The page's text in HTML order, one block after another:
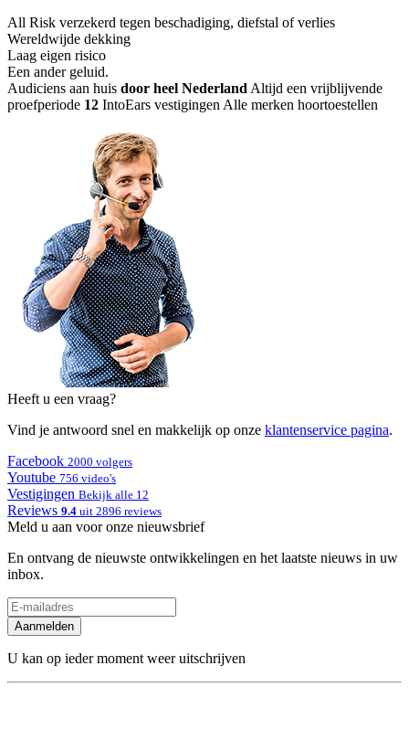
All Risk verzekerd tegen beschadiging, diefstal of verlies
Wereldwijde dekking
Laag eigen risico
Een ander geluid.
Audiciens aan huis door heel Nederland Altijd een vrijblijvende
proefperiode 12 IntoEars vestigingen Alle merken hoortoestellen
Heeft u een vraag?
Vind je antwoord snel en makkelijk op onze klantenservice pagina.
Facebook 2000 volgers
Youtube 756 video's
Vestigingen Bekijk alle 12
Reviews 9.4 uit 2896 reviews
Meld u aan voor onze nieuwsbrief
En ontvang de nieuwste ontwikkelingen en het laatste nieuws in uw
inbox.
Aanmelden
U kan op ieder moment weer uitschrijven